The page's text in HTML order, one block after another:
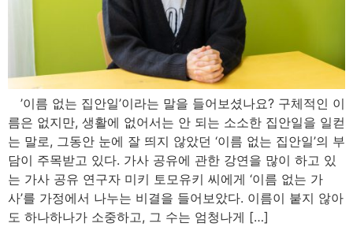
’이름 없는 집안일’이라는 말을 들어보셨나요? 구체적인 이
름은 없지만, 생활에 없어서는 안 되는 소소한 집안일을 일컫
는 말로, 그동안 눈에 잘 띄지 않았던 ‘이름 없는 집안일’의 부
담이 주목받고 있다. 가사 공유에 관한 강연을 많이 하고 있
는 가사 공유 연구자 미키 토모유키 씨에게 ‘이름 없는 가
사’를 가정에서 나누는 비결을 들어보았다. 이름이 붙지 않아
도 하나하나가 소중하고, 그 수는 엄청나게 […]